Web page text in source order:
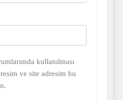
kullanılması
ve site adresim bu